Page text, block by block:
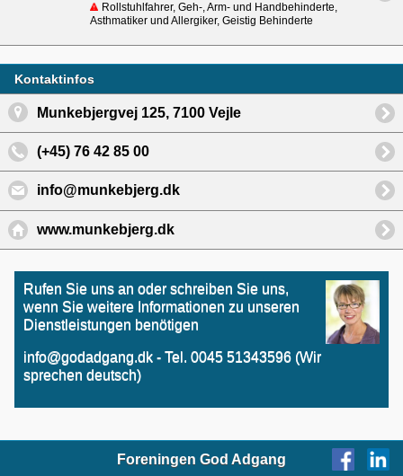
Rollstuhlfahrer, Geh-, Arm- und Handbehinderte,
Asthmatiker und Allergiker, Geistig Behinderte
Kontaktinfos
Munkebjergvej 125, 7100 Vejle
(+45) 76 42 85 00
info@munkebjerg.dk
www.munkebjerg.dk
Rufen Sie uns an oder schreiben Sie uns,
wenn Sie weitere Informationen zu unseren
Dienstleistungen benötigen
info@godadgang.dk - Tel. 0045 51343596 (Wir
sprechen deutsch)
Foreningen God Adgang